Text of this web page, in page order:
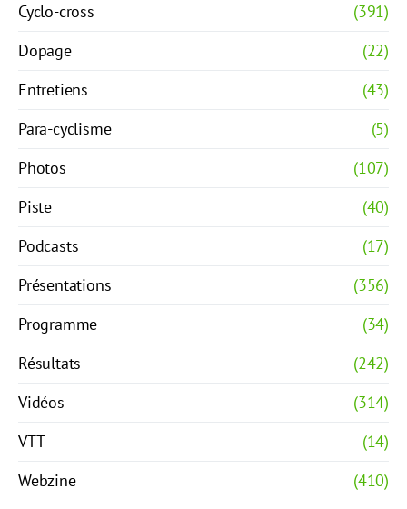
Cyclo-cross
(391)
Dopage
(22)
Entretiens
(43)
Para-cyclisme
(5)
Photos
(107)
Piste
(40)
Podcasts
(17)
Présentations
(356)
Programme
(34)
Résultats
(242)
Vidéos
(314)
VTT
(14)
Webzine
(410)